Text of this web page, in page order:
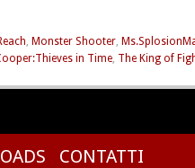
, Monster Shooter,
in Time, The King of
CONTATTI